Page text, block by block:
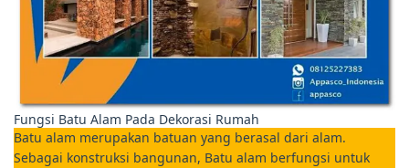
Fungsi Batu Alam Pada Dekorasi Rumah
Batu alam merupakan batuan yang berasal dari alam.
Sebagai konstruksi bangunan, Batu alam berfungsi untuk